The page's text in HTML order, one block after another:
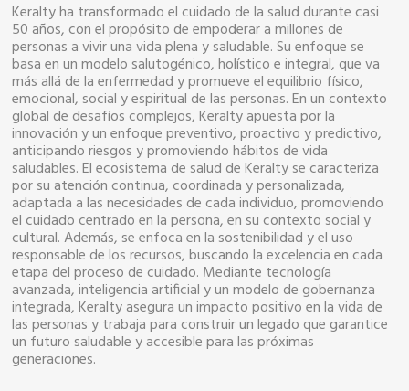
Keralty ha transformado el cuidado de la salud durante casi
50 años, con el propósito de empoderar a millones de
personas a vivir una vida plena y saludable. Su enfoque se
basa en un modelo salutogénico, holístico e integral, que va
más allá de la enfermedad y promueve el equilibrio físico,
emocional, social y espiritual de las personas. En un contexto
global de desafíos complejos, Keralty apuesta por la
innovación y un enfoque preventivo, proactivo y predictivo,
anticipando riesgos y promoviendo hábitos de vida
saludables. El ecosistema de salud de Keralty se caracteriza
por su atención continua, coordinada y personalizada,
adaptada a las necesidades de cada individuo, promoviendo
el cuidado centrado en la persona, en su contexto social y
cultural. Además, se enfoca en la sostenibilidad y el uso
responsable de los recursos, buscando la excelencia en cada
etapa del proceso de cuidado. Mediante tecnología
avanzada, inteligencia artificial y un modelo de gobernanza
integrada, Keralty asegura un impacto positivo en la vida de
las personas y trabaja para construir un legado que garantice
un futuro saludable y accesible para las próximas
generaciones.